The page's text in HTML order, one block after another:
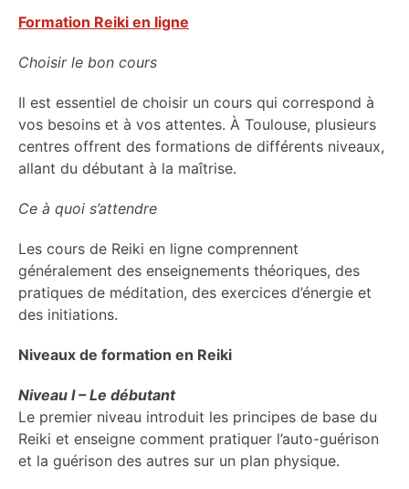
Formation Reiki en ligne
Choisir le bon cours
Il est essentiel de choisir un cours qui correspond à
vos besoins et à vos attentes. À Toulouse, plusieurs
centres offrent des formations de différents niveaux,
allant du débutant à la maîtrise.
Ce à quoi s’attendre
Les cours de Reiki en ligne comprennent
généralement des enseignements théoriques, des
pratiques de méditation, des exercices d’énergie et
des initiations.
Niveaux de formation en Reiki
Niveau I – Le débutant
Le premier niveau introduit les principes de base du
Reiki et enseigne comment pratiquer l’auto-guérison
et la guérison des autres sur un plan physique.